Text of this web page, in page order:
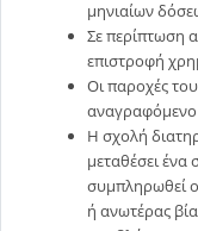
μηνιαίων
Σε περίπτωση
επιστροφή
Οι παροχές
αναγραφόμενο
Η σχολή
μεταθέσει ένα
συμπληρωθεί
ή ανωτέρας